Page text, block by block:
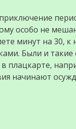
особо не
минут на 30,
Были и такие
плацкарте,
начинают